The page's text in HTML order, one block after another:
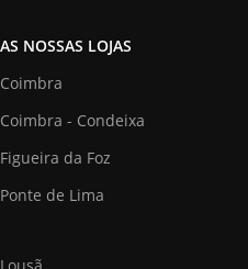
AS NOSSAS LOJAS
Coimbra
Coimbra - Condeixa
Figueira da Foz
Ponte de Lima